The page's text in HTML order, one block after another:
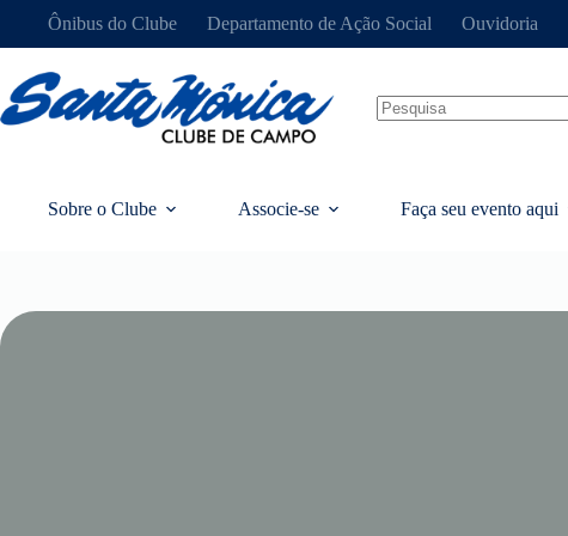
Ônibus do Clube Departamento de Ação Social Ouvidoria
Sobre o Clube Associe-se Faça seu evento aqui